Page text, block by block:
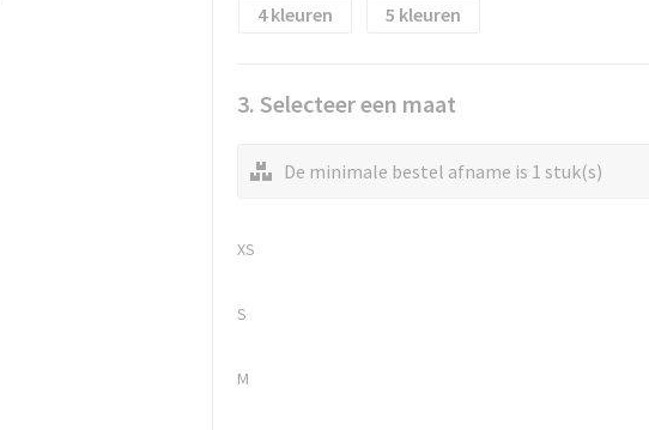
4
5
3. Selecteer een maat
De minimale bestel afname is 1 stuk(s)
XS
S
M